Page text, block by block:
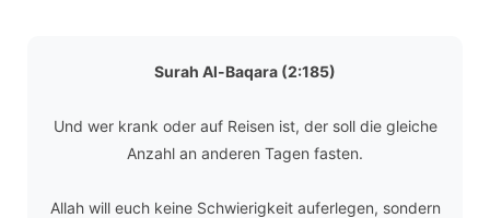
Surah Al-Baqara (2:185)
Und wer krank oder auf Reisen ist, der soll die gleiche
Anzahl an anderen Tagen fasten.
Allah will euch keine Schwierigkeit auferlegen, sondern